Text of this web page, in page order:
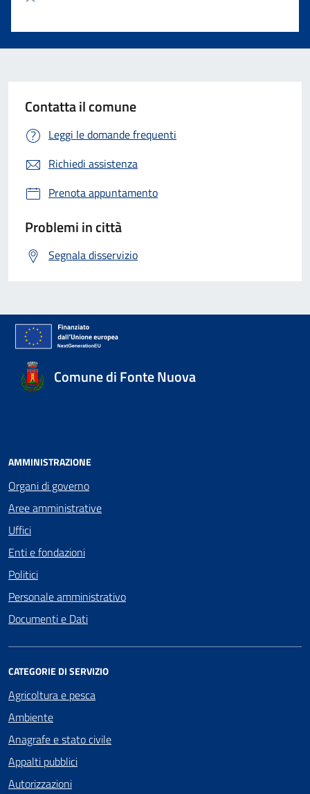
Contatta il comune
Leggi le domande frequenti
Richiedi assistenza
Prenota appuntamento
Problemi in città
Segnala disservizio
Comune di Fonte Nuova
AMMINISTRAZIONE
Organi di governo
Aree amministrative
Uffici
Enti e fondazioni
Politici
Personale amministrativo
Documenti e Dati
CATEGORIE DI SERVIZIO
Agricoltura e pesca
Ambiente
Anagrafe e stato civile
Appalti pubblici
Autorizzazioni